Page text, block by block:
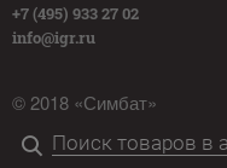
+7 (495) 933 27 02
info@igr.ru
© 2018 «Симбат»